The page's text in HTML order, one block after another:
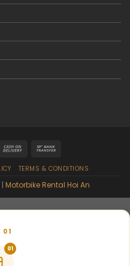
TERMS & CONDITIONS
| Motorbike Rental Hoi An
01
01